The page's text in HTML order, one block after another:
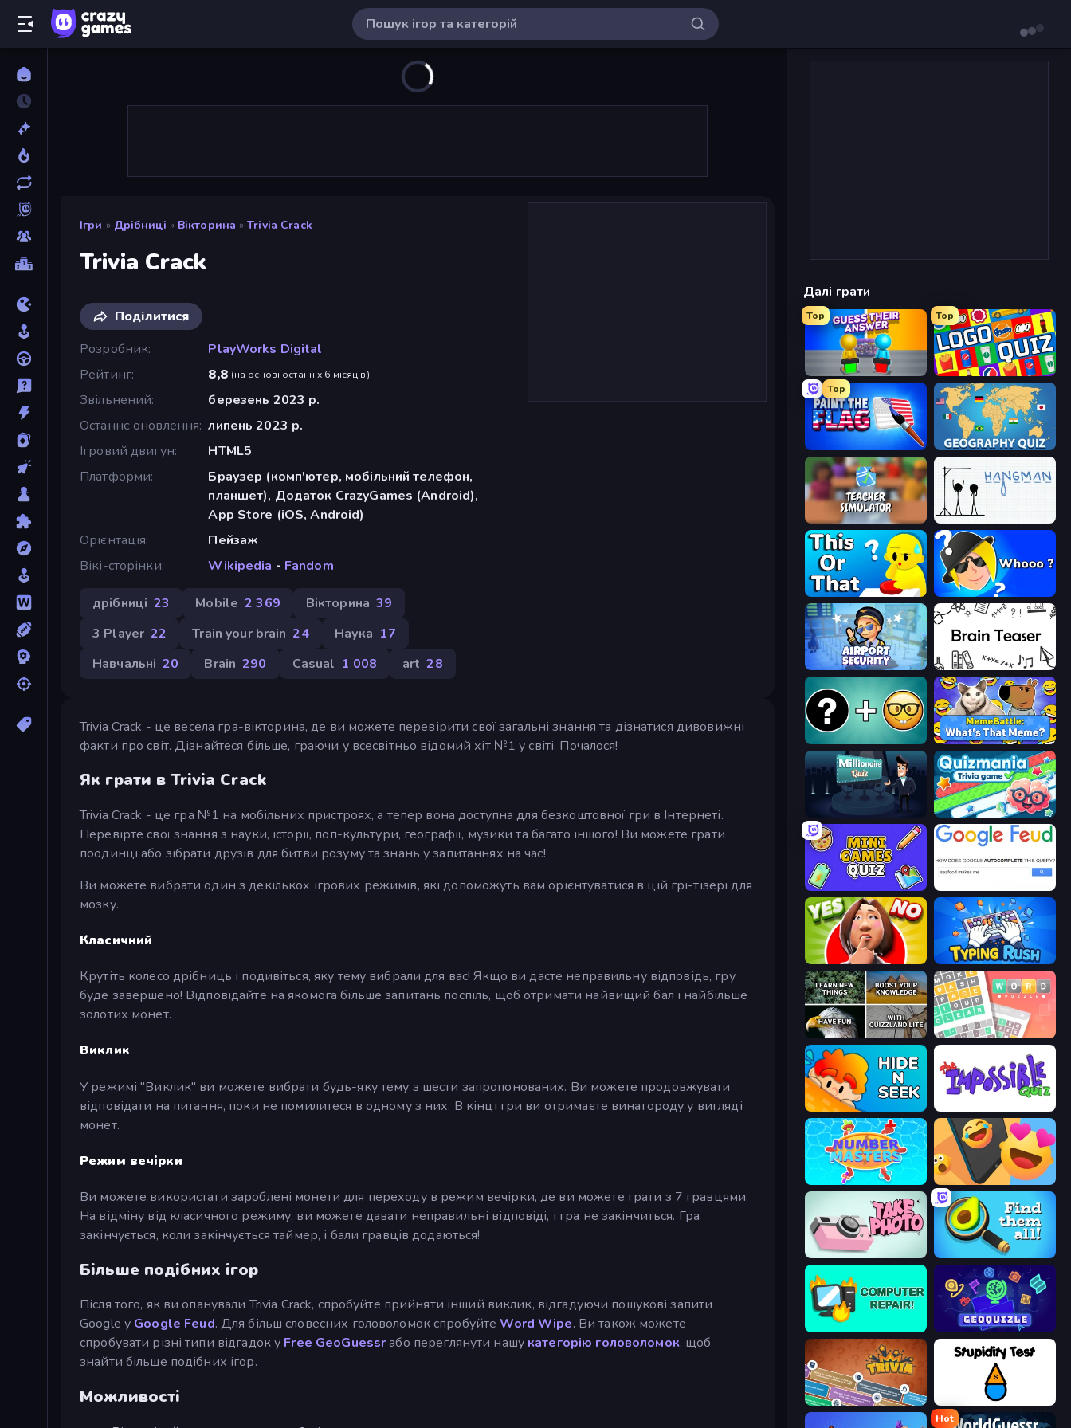
Ігри » Дрібниці » Вікторина » Trivia Crack
Trivia Crack
Поділитися
Розробник
PlayWorks Digital
Рейтинг
8,8 (на основі останніх 6 місяців)
Звільнений
березень 2023 р.
Останнє оновлення липень 2023 р.
Ігровий двигун
HTML5
Платформи
Браузер (комп'ютер, мобільний телефон,
планшет), Додаток CrazyGames (Android),
App Store (iOS, Android)
Орієнтація
Пейзаж
Вікі-сторінки
Wikipedia - Fandom
дрібниці 23 Mobile 2 369 Вікторина 39
3 Player 22 Train your brain 24 Наука 17
Навчальні 20 Brain 290 Casual 1 008 art 28
Trivia Crack - це весела гра-вікторина, де ви можете перевірити свої загальні знання та дізнатися дивовижні
факти про світ. Дізнайтеся більше, граючи у всесвітньо відомий хіт №1 у світі. Почалося!
Як грати в Trivia Crack
Trivia Crack - це гра №1 на мобільних пристроях, а тепер вона доступна для безкоштовної гри в Інтернеті.
Перевірте свої знання з науки, історії, поп-культури, географії, музики та багато іншого! Ви можете грати
поодинці або зібрати друзів для битви розуму та знань у запитаннях на час!
Ви можете вибрати один з декількох ігрових режимів, які допоможуть вам орієнтуватися в цій грі-тізері для
мозку.
Класичний
Крутіть колесо дрібниць і подивіться, яку тему вибрали для вас! Якщо ви дасте неправильну відповідь, гру
буде завершено! Відповідайте на якомога більше запитань поспіль, щоб отримати найвищий бал і найбільше
золотих монет.
Виклик
У режимі "Виклик" ви можете вибрати будь-яку тему з шести запропонованих. Ви можете продовжувати
відповідати на питання, поки не помилитеся в одному з них. В кінці гри ви отримаєте винагороду у вигляді
монет.
Режим вечірки
Ви можете використати зароблені монети для переходу в режим вечірки, де ви можете грати з 7 гравцями.
На відміну від класичного режиму, ви можете давати неправильні відповіді, і гра не закінчиться. Гра
закінчується, коли закінчується таймер, і бали гравців додаються!
Більше подібних ігор
Після того, як ви опанували Trivia Crack, спробуйте прийняти інший виклик, відгадуючи пошукові запити
Google у Google Feud. Для більш словесних головоломок спробуйтеWord Wipe. Ви також можете
спробувати різні типи відгадок у Free GeoGuessrабо переглянути нашу категорію головоломок, щоб
знайти більше подібних ігор.
Можливості
Далі грати
Top
Guess Their Answer
Top
Logo Quiz: Game World Trivia
Top
Paint the Flag Geography Quiz: Flags and Capitals
Teacher Simulator Hangman
ToT or Trivia Whooo?
Airport Security Brain Teaser
MemeBattle: What's That Meme?
Millionaire Quiz Quizmania: Trivia Game
Mini Games Quiz
Yes or No Challenge Typing Rush
QuizzLand Trivia Wordler
Hide N Seek
Number Masters Reply Run
Take Photo Find Them All!
GeoQuizle
Trivia Stupidity Test
Hot